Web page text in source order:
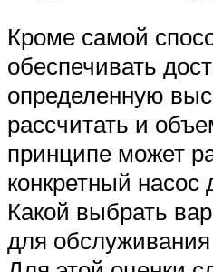
Кроме самой
обеспечивать
определенную
рассчитать и
принципе может
конкретный
Какой выбрать
для